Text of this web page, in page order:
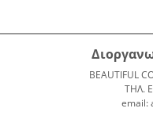
BEAUTIFUL
ΤΗΛ.
email: